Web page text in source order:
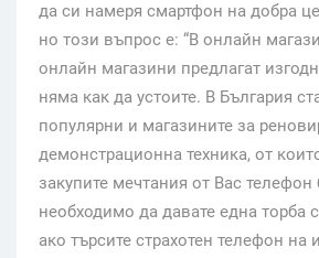
да си намеря смартфон на добра
но този въпрос е: “В онлайн
онлайн магазини предлагат
няма как да устоите. В България
популярни и магазините за
демонстрационна техника, от
закупите мечтания от Вас телефон
необходимо да давате една торба
ако търсите страхотен телефон на